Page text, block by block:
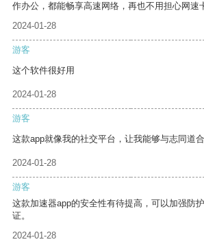
作办公，都能畅享高速网络，再也不用担心网速
2024-01-28
游客
这个软件很好用
2024-01-28
游客
这款app就像我的社交平台，让我能够与志同道
2024-01-28
游客
这款加速器app的安全性有待提高，可以加强防
证。
2024-01-28